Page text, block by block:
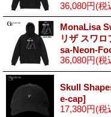
36,080円(税
MonaLisa
リザ スワ
sa-Neon-
36,080円(税
Skull
e-cap]
17,380円(税